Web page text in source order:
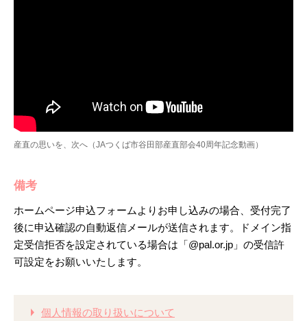
産直の思いを、次へ（JAつくば市谷田部産直部会40周年記念動画）
備考
ホームページ申込フォームよりお申し込みの場合、受付完了
後に申込確認の自動返信メールが送信されます。ドメイン指
定受信拒否を設定されている場合は「@pal.or.jp」の受信許
可設定をお願いいたします。
個人情報の取り扱いについて